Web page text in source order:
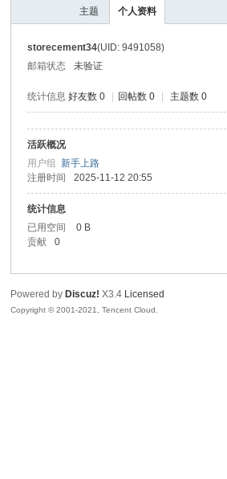
网
主题 个人资料
storecement34(UID: 9491058)
邮箱状态
未验证
统计信息 好友数 0 回帖数 0 主题数 0
活跃概况
用户组新手上路
注册时间
2025-11-12 20:55
统计信息
已用空间
0 B
贡献
0
Powered by Discuz! X3.4 Licensed
Copyright © 2001-2021, Tencent Cloud.